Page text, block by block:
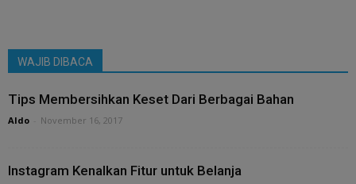
WAJIB DIBACA
Tips Membersihkan Keset Dari Berbagai Bahan
Aldo November 16, 2017
Instagram Kenalkan Fitur untuk Belanja